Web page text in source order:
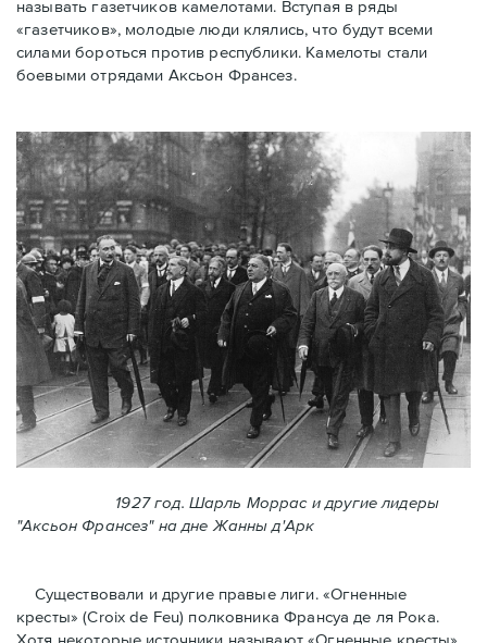
называть газетчиков камелотами. Вступая в ряды
«газетчиков», молодые люди клялись, что будут всеми
силами бороться против республики. Камелоты стали
боевыми отрядами Аксьон Франсез.
1927 год. Шарль Моррас и другие лидеры
"Аксьон Франсез" на дне Жанны д'Арк
Существовали и другие правые лиги. «Огненные
кресты» (Croix de Feu) полковника Франсуа де ля Рока.
Хотя некоторые источники называют «Огненные крeсты»